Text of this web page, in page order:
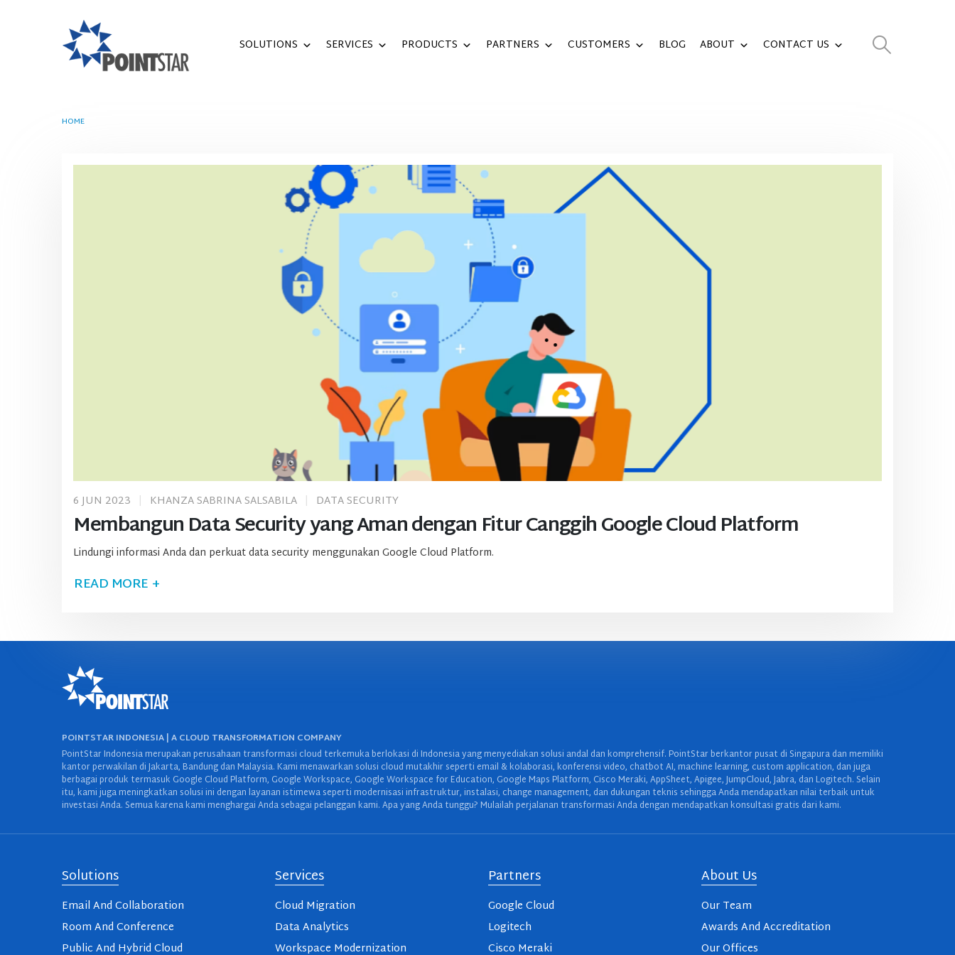
SOLUTIONS SERVICES PRODUCTS PARTNERS CUSTOMERS BLOG ABOUT CONTACT US
HOME
Membangun Data Security yang Aman dengan Fitur Canggih Google Cloud Platform
6 JUN 2023 KHANZA SABRINA SALSABILA DATA SECURITY
Lindungi informasi Anda dan perkuat data security menggunakan Google Cloud Platform.
READ MORE +
POINTSTAR INDONESIA | A CLOUD TRANSFORMATION COMPANY
PointStar Indonesia merupakan perusahaan transformasi cloud terkemuka berlokasi di Indonesia yang menyediakan solusi andal dan komprehensif. PointStar berkantor pusat di Singapura dan memiliki
kantor perwakilan di Jakarta, Bandung dan Malaysia. Kami menawarkan solusi cloud mutakhir seperti email & kolaborasi, konferensi video, chatbot AI, machine learning, custom application, dan juga
berbagai produk termasuk Google Cloud Platform, Google Workspace, Google Workspace for Education, Google Maps Platform, Cisco Meraki, AppSheet, Apigee, JumpCloud, Jabra, dan Logitech. Selain
itu, kami juga meningkatkan solusi ini dengan layanan istimewa seperti modernisasi infrastruktur, instalasi, change management, dan dukungan teknis sehingga Anda mendapatkan nilai terbaik untuk
investasi Anda. Semua karena kami menghargai Anda sebagai pelanggan kami. Apa yang Anda tunggu? Mulailah perjalanan transformasi Anda dengan mendapatkan konsultasi gratis dari kami.
Solutions
Email And Collaboration
Room And Conference
Public And Hybrid Cloud
Services
Cloud Migration
Data Analytics
Workspace Modernization
Partners
Google Cloud
Logitech
Cisco Meraki
About Us
Our Team
Awards And Accreditation
Our Offices